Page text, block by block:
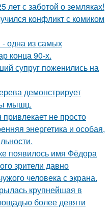
с заботой о земляках!
конфликт с комиком
одна из самых
конца 90-х.
супруг поженились на
демонстрирует
мышц.
не просто
энергетика и особая,
появилось имя Фёдора
зрители давно
человека с экрана.
крупнейшая в
более девяти